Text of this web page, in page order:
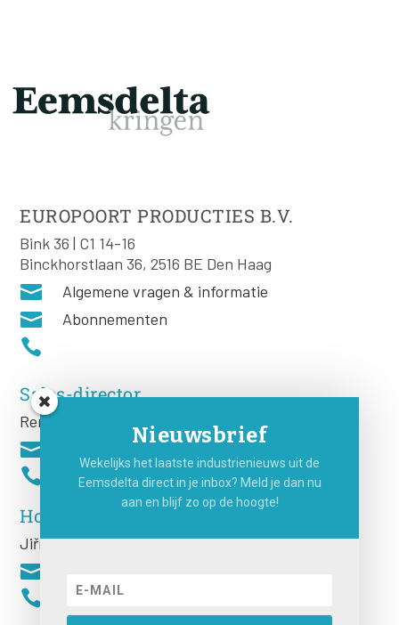
EUROPOORT PRODUCTIES B.V.
Bink 36 | C1 14-16
Binckhorstlaan 36, 2516 BE Den Haag
 Algemene vragen & informatie
 Abonnementen

Sales-director
Remco Rooij


Hoofdredacteur
JiříHartog


Nieuwsbrief
Wekelijks het laatste industrienieuws uit de
Eemsdelta direct in je inbox? Meld je dan nu
aan en blijf zo op de hoogte!